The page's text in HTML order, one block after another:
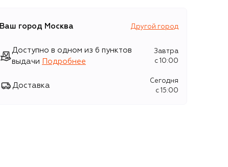
Ваш город Москва Другой город
Доступно в одном из 6 пунктов
выдачи
Подробнее
Завтра
c 10:00
Доставка
Сегодня
c 15:00